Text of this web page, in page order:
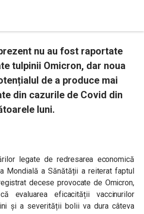
nu au fost raportate
tulpinii Omicron, dar noua
de a produce mai
din cazurile de Covid din
luni.
legate de redresarea economică
Mondială a Sănătății a reiterat faptul
decese provocate de Omicron,
evaluarea eficacității vaccinurilor
și a severității bolii va dura câteva